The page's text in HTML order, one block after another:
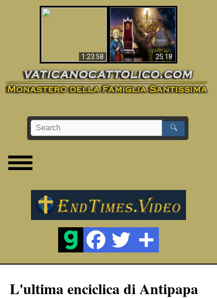
1:23:58 25:18
La Bibbia ha previsto
70 anni senza Papa?
🔍
L'ultima enciclica di Antipapa